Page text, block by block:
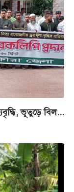
ভূতুড়ে বিল...